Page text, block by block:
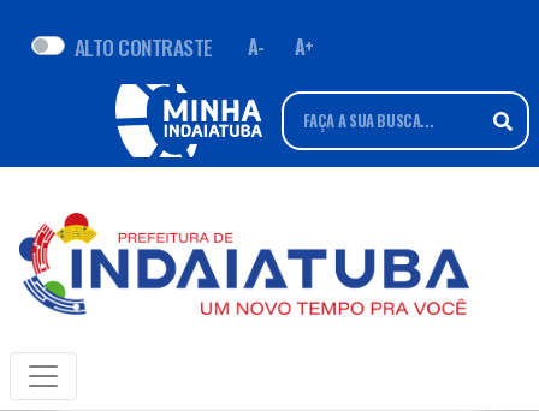
ALTO CONTRASTE A- A+